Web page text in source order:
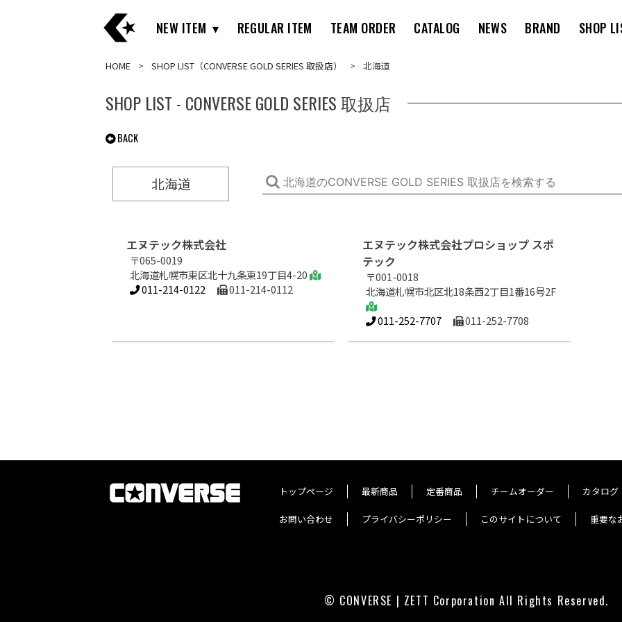
NEW ITEM REGULAR ITEM TEAM ORDER CATALOG NEWS BRAND SHOP
HOME SHOP LIST（CONVERSE GOLD SERIES 取扱店） 北海道
SHOP LIST - CONVERSE GOLD SERIES 取扱店
BACK
北海道
エヌテック株式会社
〒065-0019
北海道札幌市東区北十九条東19丁目4-20
011-214-0122
011-214-0112
エヌテック株式会社プロショップ スポ
テック
〒001-0018
北海道札幌市北区北18条西2丁目1番16号2F
011-252-7707
011-252-7708
トップページ 最新商品 定番商品 チームオーダー カタログ
お問い合わせ プライバシーポリシー このサイトについて 重要な
© CONVERSE | ZETT Corporation All Rights Reserved.